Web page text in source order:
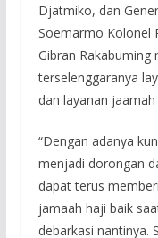
Djatmiko, dan
Soemarmo Kolonel
Gibran Rakabuming
terselenggaranya
dan layanan
“Dengan adanya
menjadi dorongan
dapat terus
jamaah haji baik
debarkasi nantinya.